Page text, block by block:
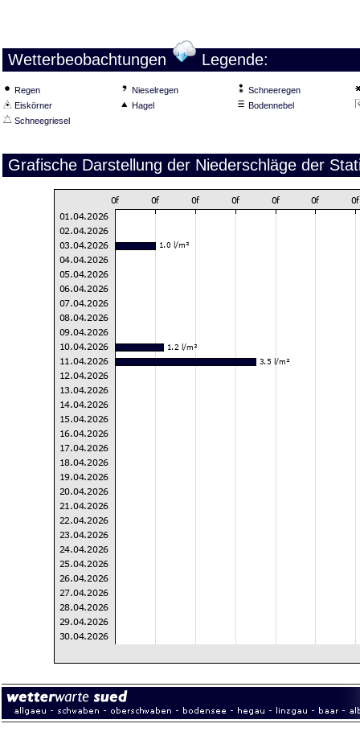
Wetterbeobachtungen Legende:
Regen Nieselregen
Schneeregen
Eiskörner
Hagel
Bodennebel
Schneegriesel
Grafische Darstellung der Niederschläge der